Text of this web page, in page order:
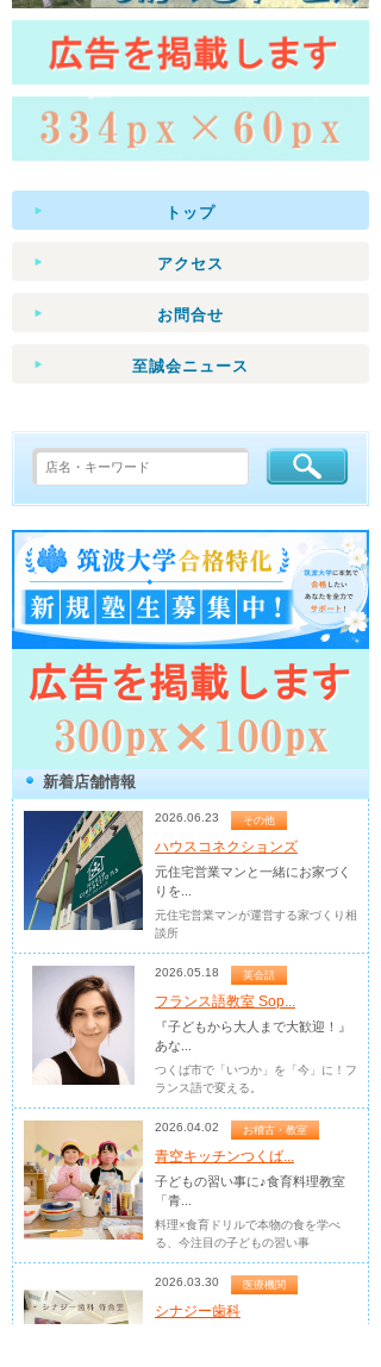
トップ
アクセス
お問合せ
至誠会ニュース
新着店舗情報
2026.06.23 その他
ハウスコネクションズ
元住宅営業マンと一緒にお家づく
りを...
元住宅営業マンが運営する家づくり相
談所
2026.05.18 英会話
フランス語教室 Sop...
『子どもから大人まで大歓迎！』
あな...
つくば市で「いつか」を「今」に！フ
ランス語で変える。
2026.04.02 お稽古・教室
青空キッチンつくば...
子どもの習い事に♪食育料理教室
「青...
料理×食育ドリルで本物の食を学べ
る、今注目の子どもの習い事
2026.03.30 医療機関
シナジー歯科